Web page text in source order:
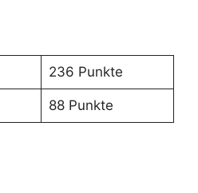
236 Punkte
88 Punkte